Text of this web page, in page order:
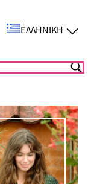
ΕΛΛΗΝΙΚΉ